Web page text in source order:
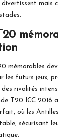
divertissent mais
mémorables
les futurs jeux,
rivalités
T20 ICC 2016
où les
sécurisant